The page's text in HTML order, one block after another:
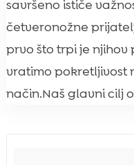
savršeno ističe
četveronožne
prvo što trpi je njihov
vratimo pokretljivost
način.Naš glavni cilj